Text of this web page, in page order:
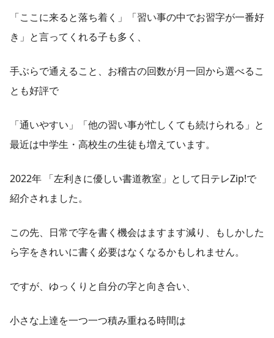
「ここに来ると落ち着く」「習い事の中でお習字が一番好
き」と言ってくれる子も多く、
手ぶらで通えること、お稽古の回数が月一回から選べるこ
とも好評で
「通いやすい」「他の習い事が忙しくても続けられる」と
最近は中学生・高校生の生徒も増えています。
2022年 「左利きに優しい書道教室」として日テレZip!で
紹介されました。
この先、日常で字を書く機会はますます減り、もしかした
ら字をきれいに書く必要はなくなるかもしれません。
ですが、ゆっくりと自分の字と向き合い、
小さな上達を一つ一つ積み重ねる時間は